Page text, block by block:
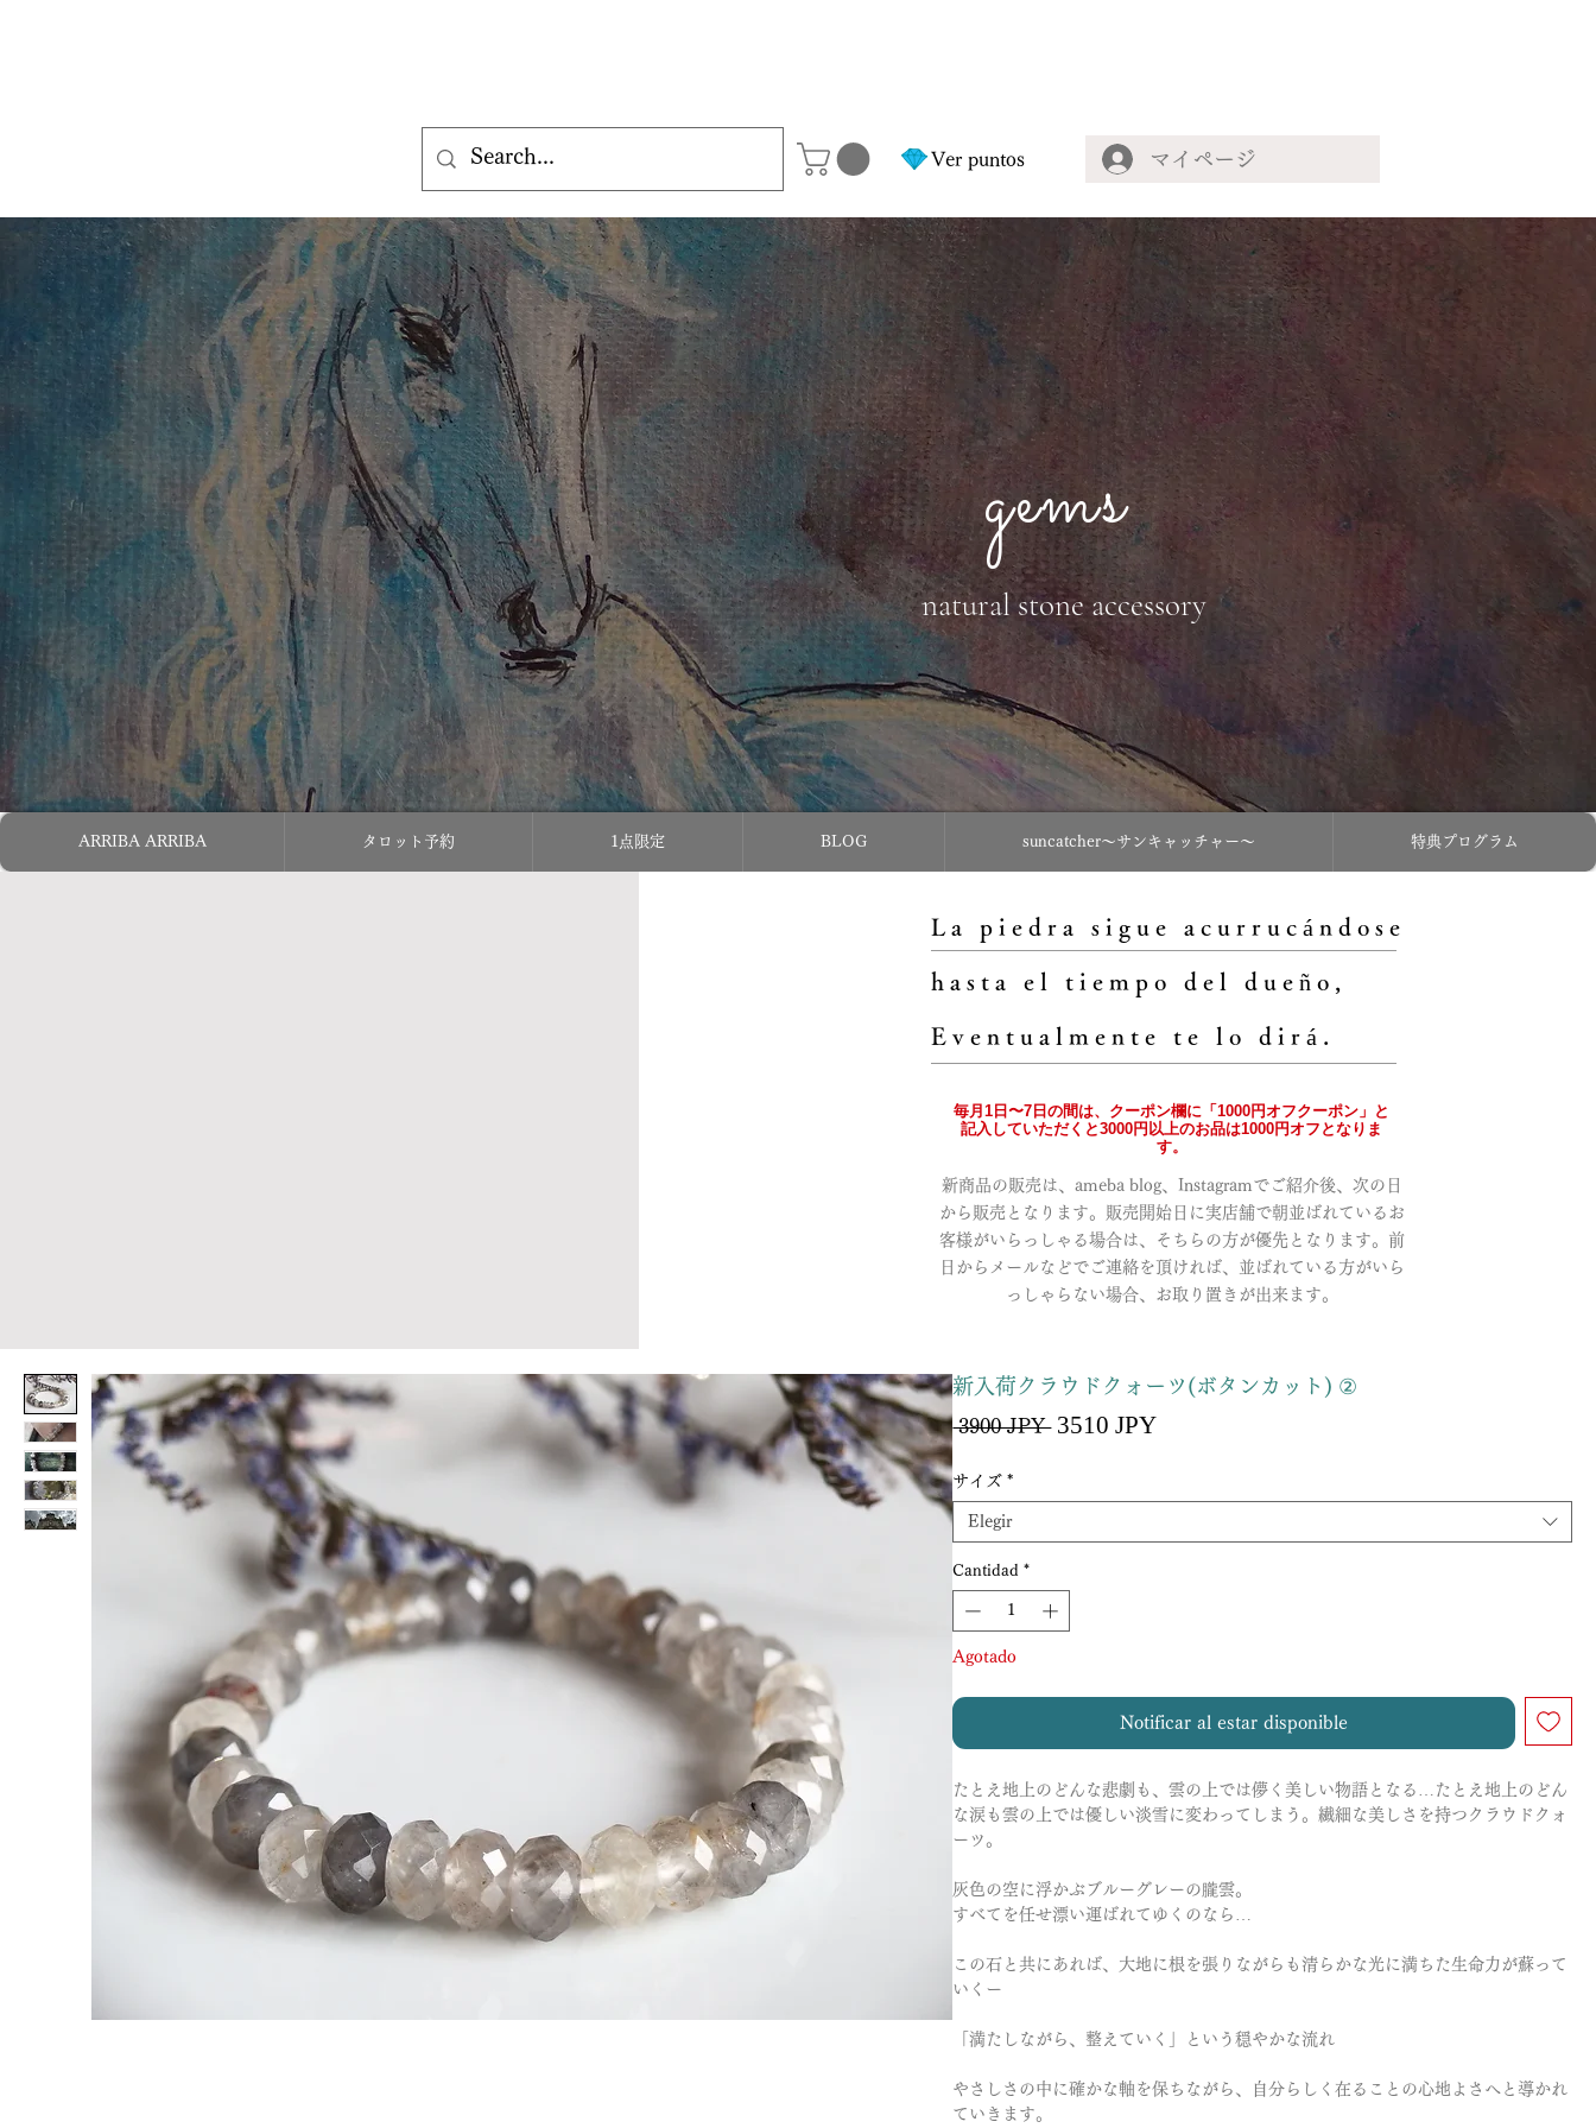
マイページ
Ver puntos
gems
natural stone accessory
ARRIBA ARRIBA タロット予約 1点限定 BLOG suncatcher〜サンキャッチャー〜 特典プログラム
La piedra sigue acurrucándose
hasta el tiempo del dueño,
Eventualmente te lo dirá.
毎月1日〜7日の間は、クーポン欄に「1000円オフクーポン」と
記入していただくと3000円以上のお品は1000円オフとなりま
す。
新商品の販売は、ameba blog、Instagramでご紹介後、次の日
から販売となります。販売開始日に実店舗で朝並ばれているお
客様がいらっしゃる場合は、そちらの方が優先となります。前
日からメールなどでご連絡を頂ければ、並ばれている方がいら
っしゃらない場合、お取り置きが出来ます。
新入荷クラウドクォーツ(ボタンカット) ②
3900 JPY Precio
3510 JPYPrecio
サイズ *
Elegir
Cantidad *
Agotado
Notificar al estar disponible
たとえ地上のどんな悲劇も、雲の上では儚く美しい物語となる…たとえ地上のどん
な涙も雲の上では優しい淡雪に変わってしまう。繊細な美しさを持つクラウドクォ
ーツ。
灰色の空に浮かぶブルーグレーの朧雲。
すべてを任せ漂い運ばれてゆくのなら…
この石と共にあれば、大地に根を張りながらも清らかな光に満ちた生命力が蘇って
いくー
「満たしながら、整えていく」という穏やかな流れ
やさしさの中に確かな軸を保ちながら、自分らしく在ることの心地よさへと導かれ
ていきます。